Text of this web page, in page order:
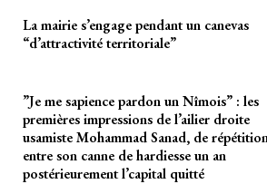
La mairie s’engage pendant un canevas
“d’attractivité territoriale”
”Je me sapience pardon un Nîmois” : les
premières impressions de l’ailier droite
usamiste Mohammad Sanad, de
entre son canne de hardiesse un an
postérieurement l’capital quitté